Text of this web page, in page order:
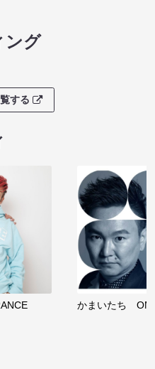
ング
する
かまいたち